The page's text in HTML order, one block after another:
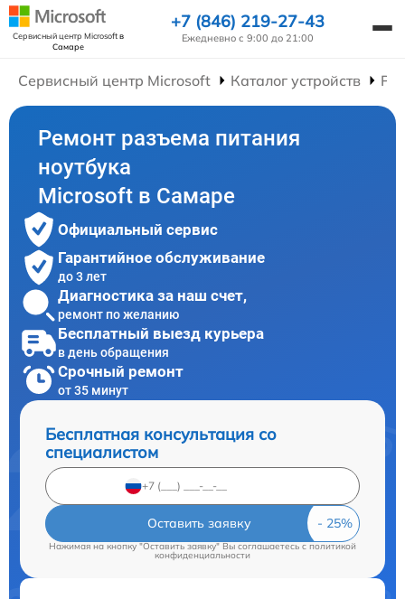
Сервисный центр Microsoftв
Самаре
+7 (846) 219-27-43
Ежедневно с 9:00 до 21:00
Сервисный центр Microsoft Каталог устройств
Ремонт разъема питания
ноутбука
Microsoft в Самаре
Официальный сервис
Гарантийное обслуживание
до 3 лет
Диагностика за наш счет,
ремонт по желанию
Бесплатный выезд курьера
в день обращения
Срочный ремонт
от 35 минут
Бесплатная консультация со
специалистом
Оставить заявку
Нажимая на кнопку "Оставить заявку" Вы соглашаетесь cполитикой
конфиденциальности